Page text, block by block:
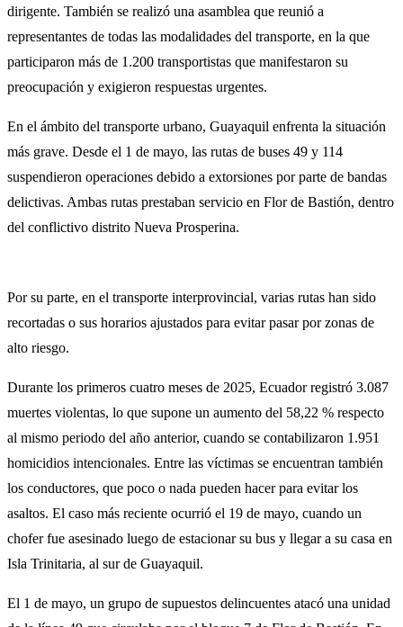
dirigente. También se realizó una asamblea que reunió a
representantes de todas las modalidades del transporte, en la que
participaron más de 1.200 transportistas que manifestaron su
preocupación y exigieron respuestas urgentes.
En el ámbito del transporte urbano, Guayaquil enfrenta la situación
más grave. Desde el 1 de mayo, las rutas de buses 49 y 114
suspendieron operaciones debido a extorsiones por parte de bandas
delictivas. Ambas rutas prestaban servicio en Flor de Bastión, dentro
del conflictivo distrito Nueva Prosperina.
Por su parte, en el transporte interprovincial, varias rutas han sido
recortadas o sus horarios ajustados para evitar pasar por zonas de
alto riesgo.
Durante los primeros cuatro meses de 2025, Ecuador registró 3.087
muertes violentas, lo que supone un aumento del 58,22 % respecto
al mismo periodo del año anterior, cuando se contabilizaron 1.951
homicidios intencionales. Entre las víctimas se encuentran también
los conductores, que poco o nada pueden hacer para evitar los
asaltos. El caso más reciente ocurrió el 19 de mayo, cuando un
chofer fue asesinado luego de estacionar su bus y llegar a su casa en
Isla Trinitaria, al sur de Guayaquil.
El 1 de mayo, un grupo de supuestos delincuentes atacó una unidad